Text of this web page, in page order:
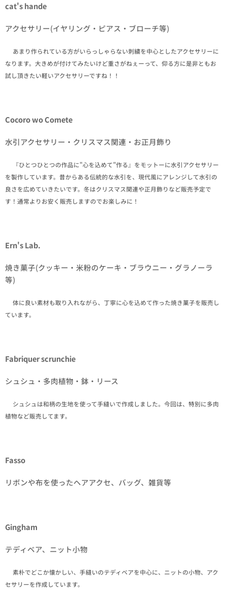
cat's hande
アクセサリー(イヤリング・ピアス・ブローチ等)
✒あまり作られている方がいらっしゃらない刺繍を中心としたアクセサリーに
なります。大きめが付けてみたいけど重さがねぇーって、仰る方に是非ともお
試し頂きたい軽いアクセサリーですね！！
Cocoro wo Comete
水引アクセサリー・クリスマス関連・お正月飾り
✒『ひとつひとつの作品に"心を込めて"作る』をモットーに水引アクセサリー
を製作しています。昔からある伝統的な水引を、現代風にアレンジして水引の
良さを広めていきたいです。冬はクリスマス関連や正月飾りなど販売予定で
す！通常よりお安く販売しますのでお楽しみに！
Ern's Lab.
焼き菓子(クッキー・米粉のケーキ・ブラウニー・グラノーラ
等)
✒体に良い素材も取り入れながら、丁寧に心を込めて作った焼き菓子を販売し
ています。
Fabriquer scrunchie
シュシュ・多肉植物・鉢・リース
✒シュシュは和柄の生地を使って手縫いで作成しました。今回は、特別に多肉
植物など販売してます。
Fasso
リボンや布を使ったヘアアクセ、バッグ、雑貨等
Gingham
テディベア、ニット小物
✒素朴でどこか懐かしい、手縫いのテディベアを中心に、ニットの小物、アク
セサリーを作成しています。